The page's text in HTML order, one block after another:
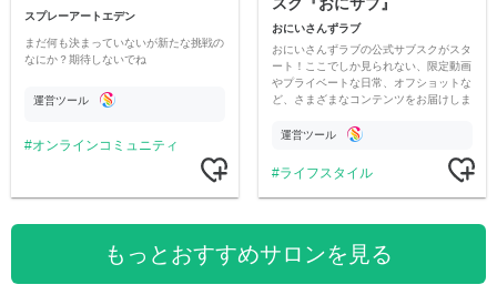
スプレーアートエデン
まだ何も決まっていないが新たな挑戦の
なにか？期待しないでね
運営ツール
オンラインコミュニティ
おにいさんずラブ
おにいさんずラブの公式サブスクがスタ
ート！ここでしか見られない、限定動画
やプライベートな日常、オフショットな
ど、さまざまなコンテンツをお届けしま
運営ツール
ライフスタイル
もっとおすすめサロンを見る